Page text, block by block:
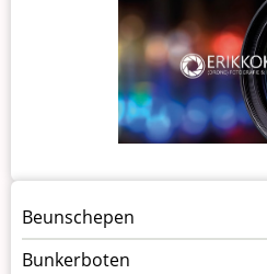
Menu
Schepen
Beunschepen
Bunkerboten